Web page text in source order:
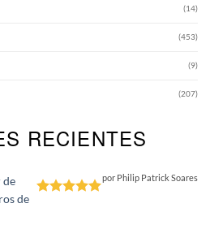
(14)
(453)
(9)
(207)
RECIENTES
de
de
por Philip Patrick Soares